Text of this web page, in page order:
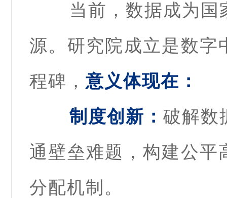
当前，数据成为国
源。研究院成立是数字
程碑， 意义体现在：
制度创新： 破解数
通壁垒难题，构建公平
分配机制。